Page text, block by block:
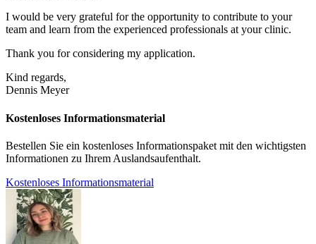
I would be very grateful for the opportunity to contribute to your
team and learn from the experienced professionals at your clinic.
Thank you for considering my application.
Kind regards,
Dennis Meyer
Kostenloses Informationsmaterial
Bestellen Sie ein kostenloses Informationspaket mit den wichtigsten
Informationen zu Ihrem Auslandsaufenthalt.
Kostenloses Informationsmaterial